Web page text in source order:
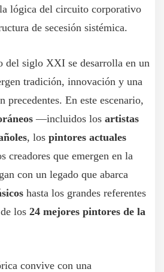
lógica del circuito corporativo
de secesión sistémica.
del siglo XXI se desarrolla en un
tradición, innovación y una
precedentes. En este escenario,
—incluidos los artistas
, los pintores actuales
creadores que emergen en la
con un legado que abarca
hasta los grandes referentes
los 24 mejores pintores de la
convive con una